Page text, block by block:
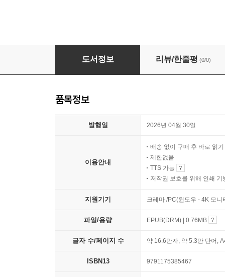
실크인쇄의 이해와 실무
도서정보 리뷰/한줄평 (0/0)
품목정보
발행일 2026년 04월 30일
이용안내
배송 없이 구매 후 바로 읽기
제한없음
TTS 가능
저작권 보호를 위해 인쇄 기
지원기기 크레마 /PC(윈도우 - 4K 모
파일/용량 EPUB(DRM) | 0.76MB
글자 수/페이지 수 약 16.6만자, 약 5.3만 단어,
ISBN13 9791175385467